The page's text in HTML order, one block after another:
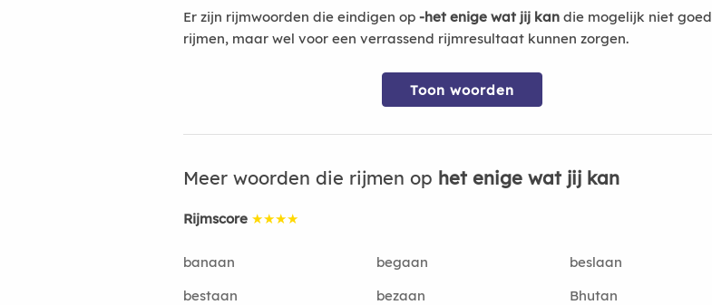
Er zijn rijmwoorden die eindigen op -het enige wat jij kan die mogelijk niet goed
rijmen, maar wel voor een verrassend rijmresultaat kunnen zorgen.
Toon woorden
Meer woorden die rijmen op het enige wat jij kan
Rijmscore ★★★★
banaan begaan
beslaan
bestaan
bezaan
Bhutan